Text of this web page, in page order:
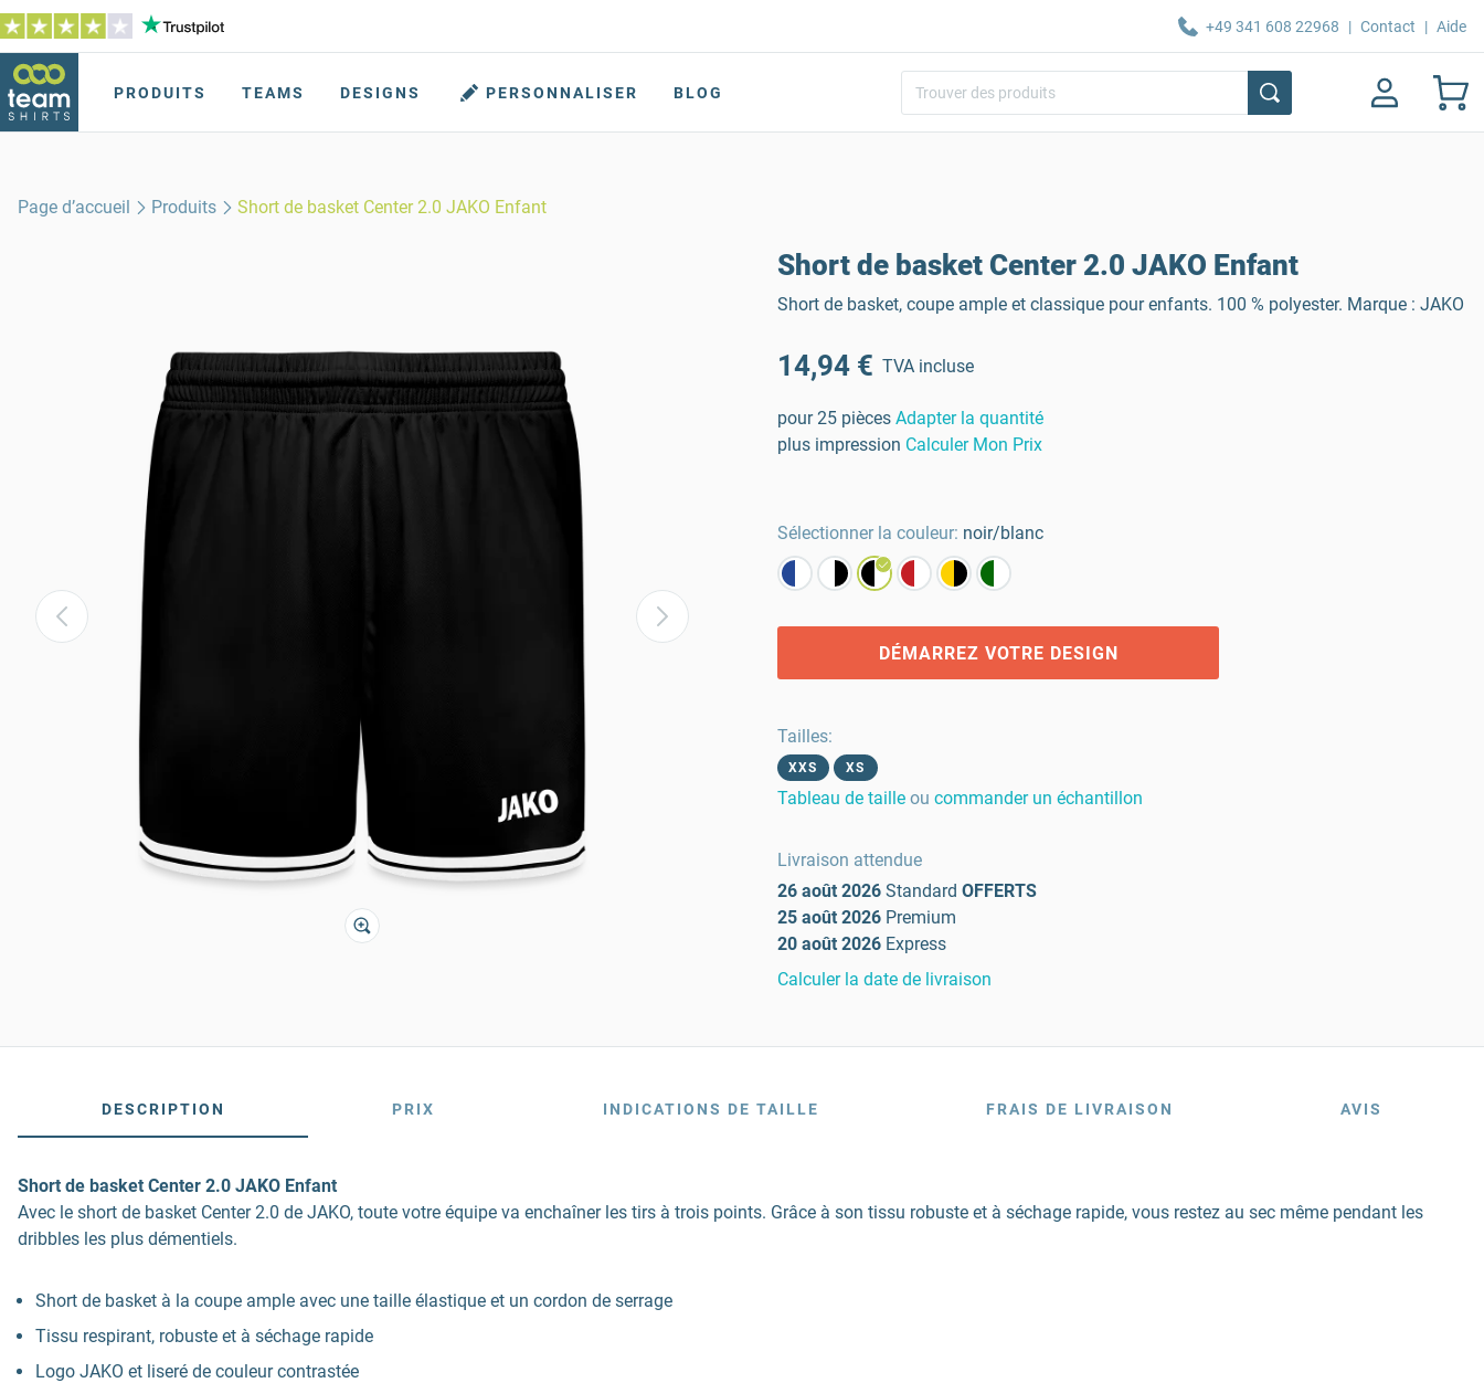
+49 341 608 22968 | Contact | Aide
PRODUITS TEAMS DESIGNS PERSONNALISER BLOG
Page d’accueil Produits Short de basket Center 2.0 JAKO Enfant
Short de basket Center 2.0 JAKO Enfant
Short de basket, coupe ample et classique pour enfants. 100 % polyester. Marque : JAKO
14,94 € TVA incluse
pour 25 pièces Adapter la quantité
plus impression Calculer Mon Prix
Sélectionner la couleur: noir/blanc
DÉMARREZ VOTRE DESIGN
Tailles:
XXS XS
Tableau de taille ou commander un échantillon
Livraison attendue
26 août 2026 Standard OFFERTS
25 août 2026 Premium
20 août 2026 Express
Calculer la date de livraison
DESCRIPTION PRIX INDICATIONS DE TAILLE FRAIS DE LIVRAISON AVIS
Short de basket Center 2.0 JAKO Enfant
Avec le short de basket Center 2.0 de JAKO, toute votre équipe va enchaîner les tirs à trois points. Grâce à son tissu robuste et à séchage rapide, vous restez au sec même pendant les
dribbles les plus démentiels.
Short de basket à la coupe ample avec une taille élastique et un cordon de serrage
Tissu respirant, robuste et à séchage rapide
Logo JAKO et liseré de couleur contrastée